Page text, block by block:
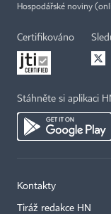
Hospodářské noviny
Certifikováno
Stáhněte si aplikaci
Kontakty
Tiráž redakce HN